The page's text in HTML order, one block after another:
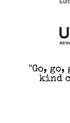
"Go,
kind